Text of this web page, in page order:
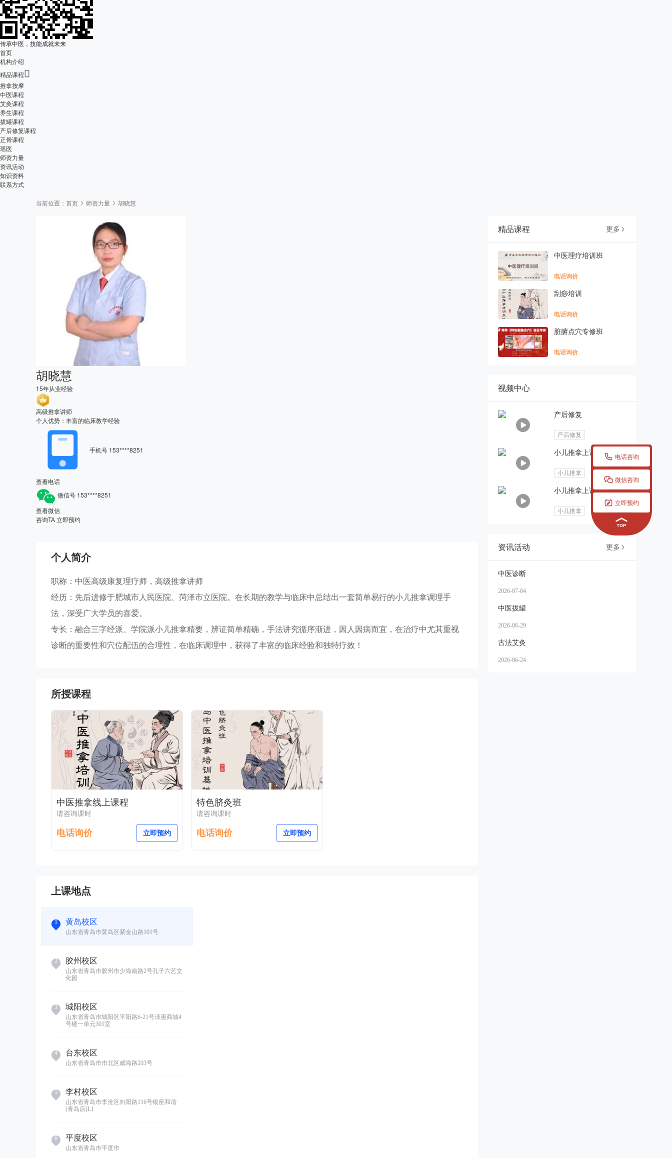
传承中医，技能成就未来
首页
机构介绍
精品课程
推拿按摩
中医课程
艾灸课程
养生课程
拔罐课程
产后修复课程
正骨课程
瑶医
师资力量
资讯活动
知识资料
联系方式
 电话咨询
 微信咨询
 立即预约
当前位置： 首页 师资力量 胡晓慧
胡晓慧
15年从业经验
高级推拿讲师
个人优势：丰富的临床教学经验
手机号 153****8251
查看电话
微信号 153****8251
查看微信
咨询TA立即预约
个人简介
职称：中医高级康复理疗师，高级推拿讲师
经历：先后进修于肥城市人民医院、菏泽市立医院。在长期的教学与临床中总结出一套简单易行的小儿推拿调理手
法，深受广大学员的喜爱。
专长：融合三字经派、学院派小儿推拿精要，辨证简单精确，手法讲究循序渐进，因人因病而宜，在治疗中尤其重视
诊断的重要性和穴位配伍的合理性，在临床调理中，获得了丰富的临床经验和独特疗效！
所授课程
中医推拿线上课程
请咨询课时
电话询价 立即预约
特色脐灸班
请咨询课时
电话询价 立即预约
上课地点
1 黄岛校区
山东省青岛市黄岛区紫金山路101号
2 胶州校区
山东省青岛市胶州市少海南路2号孔子六艺文
化园
3 城阳校区
山东省青岛市城阳区平阳路6-21号泽惠商城4
号楼一单元301室
4 台东校区
山东省青岛市市北区威海路203号
5 李村校区
山东省青岛市李沧区向阳路116号银座和谐
(青岛店)L1
6 平度校区
山东省青岛市平度市
精品课程 更多 
中医理疗培训班
电话询价
刮痧培训
电话询价
脏腑点穴专修班
电话询价
视频中心
产后修复
产后修复
小儿推拿上课练习
小儿推拿
小儿推拿上课练习
小儿推拿
资讯活动 更多 
中医诊断
2026-07-04
中医拔罐
2026-06-29
古法艾灸
2026-06-24